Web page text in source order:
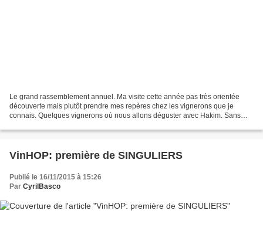
Le grand rassemblement annuel. Ma visite cette année pas très orientée
découverte mais plutôt prendre mes repères chez les vignerons que je
connais. Quelques vignerons où nous allons déguster avec Hakim. Sans
VinHOP: première de SINGULIERS
Publié le 16/11/2015 à 15:26
Par CyrilBasco